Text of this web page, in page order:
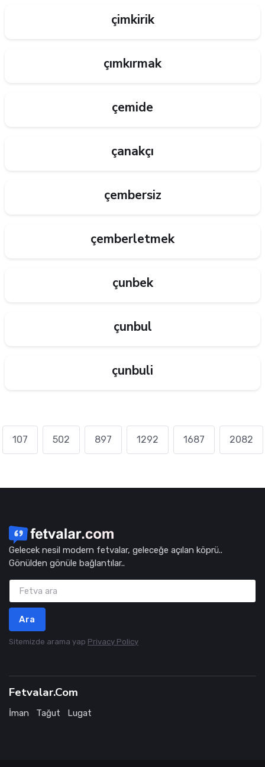
çimkirik
çımkırmak
çemide
çanakçı
çembersiz
çemberletmek
çunbek
çunbul
çunbuli
107 502 897 1292 1687 2082
Gelecek nesil modern fetvalar, geleceğe açılan köprü..
Gönülden gönüle bağlantılar..
Ara
Sitemizde arama yap Privacy Policy
Fetvalar.Com
İman Tağut Lugat